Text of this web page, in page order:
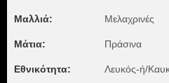
Μαλλιά: Μελαχρινές
Μάτια: Πράσινα
Εθνικότητα: Λευκός-ή/